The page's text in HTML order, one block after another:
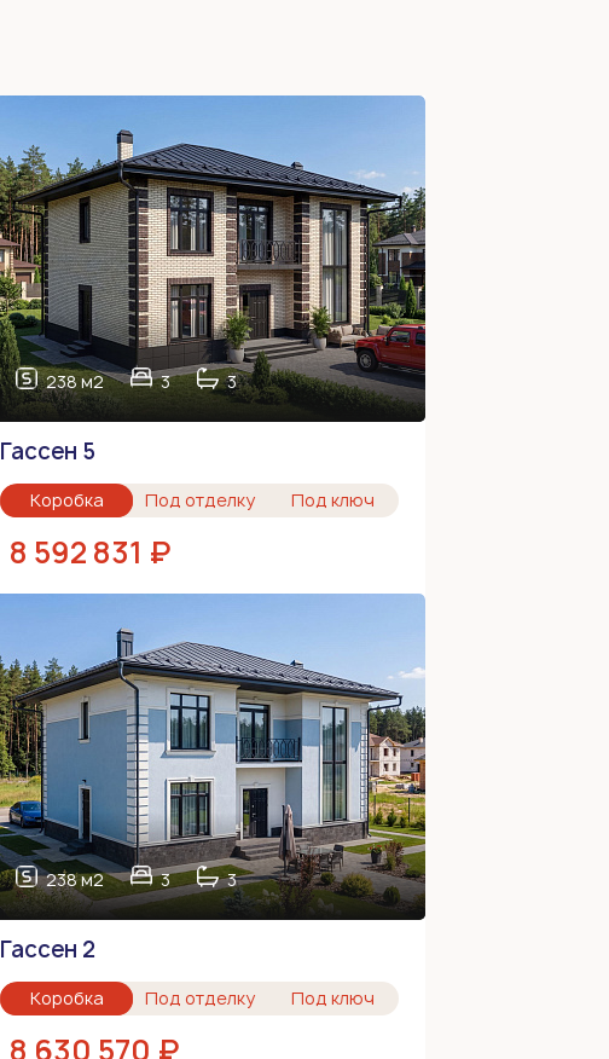
238 м2 3 3
Гассен 5
Коробка Под отделку Под ключ
8 592 831 ₽
238 м2 3 3
Гассен 2
Коробка Под отделку Под ключ
8 630 570 ₽